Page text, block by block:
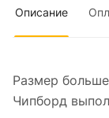
Описание
Размер
Чипборд